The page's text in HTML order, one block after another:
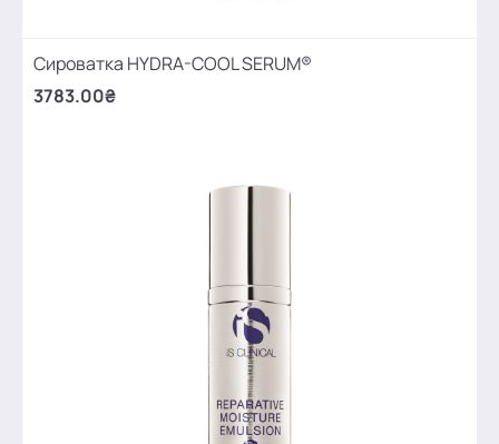
Сироватка HYDRA-COOL SERUM®
3783.00₴